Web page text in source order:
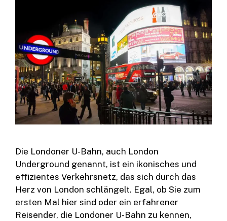
Die Londoner U-Bahn, auch London
Underground genannt, ist ein ikonisches und
effizientes Verkehrsnetz, das sich durch das
Herz von London schlängelt. Egal, ob Sie zum
ersten Mal hier sind oder ein erfahrener
Reisender, die Londoner U-Bahn zu kennen,